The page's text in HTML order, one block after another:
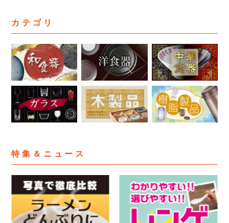
カテゴリ
特集＆ニュース